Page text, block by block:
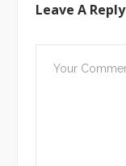
Leave A Reply